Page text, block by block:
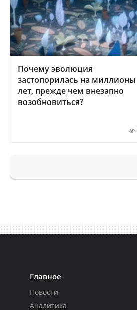
Почему эволюция
застопорилась на миллионы
лет, прежде чем внезапно
возобновиться?
Главное
Новости
Аналитика